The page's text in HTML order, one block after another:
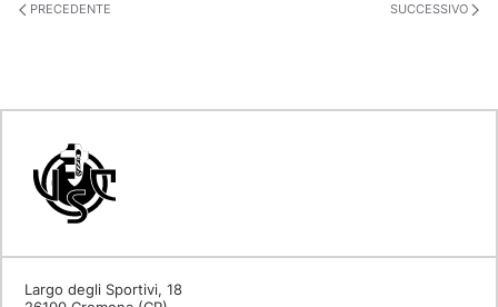
PRECEDENTE SUCCESSIVO
Largo degli Sportivi, 18